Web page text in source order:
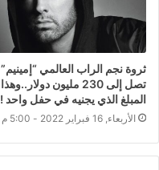
ثروة نجم الراب العالمي “إمينيم”
تصل إلى 230 مليون دولار..وهذا
المبلغ الذي يجنيه في حفل واحد !
الأربعاء, 16 فبراير 2022 - 5:00 م